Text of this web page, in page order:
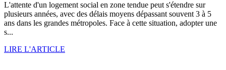
L'attente d'un logement social en zone tendue peut s'étendre sur
plusieurs années, avec des délais moyens dépassant souvent 3 à 5
ans dans les grandes métropoles. Face à cette situation, adopter une
s...
LIRE L'ARTICLE